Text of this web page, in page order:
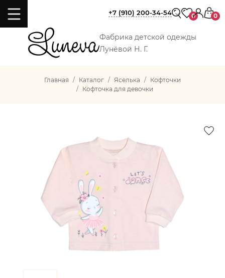
Фабрика детской одежды
Лунёвой Н. Г.
+7 (910) 200-34-54 0 0
Главная Каталог Яселька
Кофточки
Кофточка для девочки